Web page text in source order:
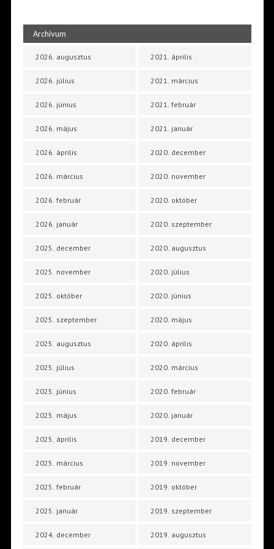
Archívum
2026. augusztus
2026. július
2026. június
2026. május
2026. április
2026. március
2026. február
2026. január
2025. december
2025. november
2025. október
2025. szeptember
2025. augusztus
2025. július
2025. június
2025. május
2025. április
2025. március
2025. február
2025. január
2024. december
2021. április
2021. március
2021. február
2021. január
2020. december
2020. november
2020. október
2020. szeptember
2020. augusztus
2020. július
2020. június
2020. május
2020. április
2020. március
2020. február
2020. január
2019. december
2019. november
2019. október
2019. szeptember
2019. augusztus